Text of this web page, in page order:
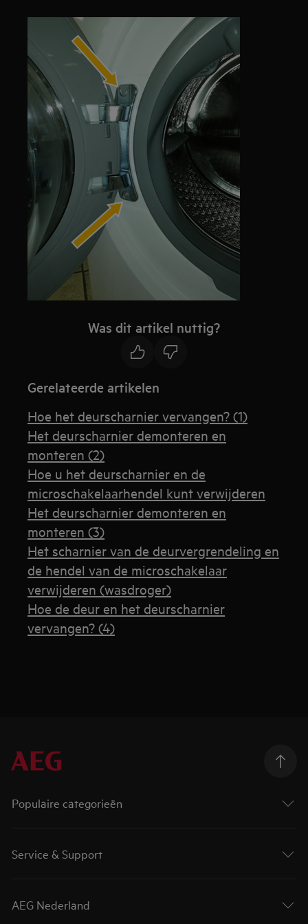
Was dit artikel nuttig?
Gerelateerde artikelen
Hoe het deurscharnier vervangen? (1)
Het deurscharnier demonteren en
monteren (2)
Hoe u het deurscharnier en de
microschakelaarhendel kunt verwijderen
Het deurscharnier demonteren en
monteren (3)
Het scharnier van de deurvergrendeling en
de hendel van de microschakelaar
verwijderen (wasdroger)
Hoe de deur en het deurscharnier
vervangen? (4)
Populaire categorieën
Service & Support
AEG Nederland